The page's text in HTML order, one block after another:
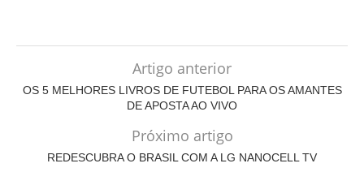
Artigo anterior
OS 5 MELHORES LIVROS DE FUTEBOL PARA OS AMANTES
DE APOSTA AO VIVO
Próximo artigo
REDESCUBRA O BRASIL COM A LG NANOCELL TV